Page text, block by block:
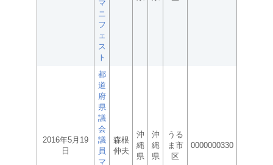
マ
ニ
フ
ェ
ス
ト
2016年5月19
日
都
道
府
県
議
会
議
員
マ
森根
伸夫
沖
縄
県
沖
縄
県
うる
ま市
区
0000000330